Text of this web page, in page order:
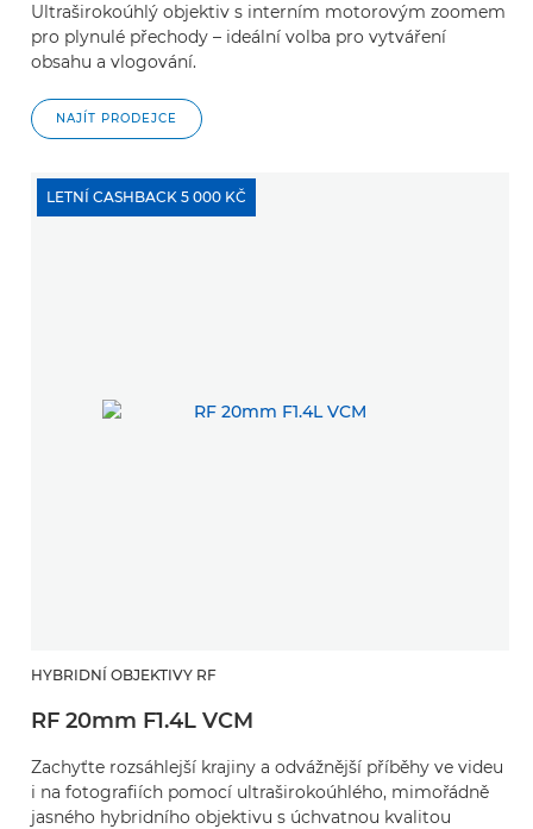
Ultraširokoúhlý objektiv s interním motorovým zoomem
pro plynulé přechody – ideální volba pro vytváření
obsahu a vlogování.
NAJÍT PRODEJCE
LETNÍ CASHBACK 5 000 KČ
HYBRIDNÍ OBJEKTIVY RF
RF 20mm F1.4L VCM
Zachyťte rozsáhlejší krajiny a odvážnější příběhy ve videu
i na fotografiích pomocí ultraširokoúhlého, mimořádně
jasného hybridního objektivu s úchvatnou kvalitou